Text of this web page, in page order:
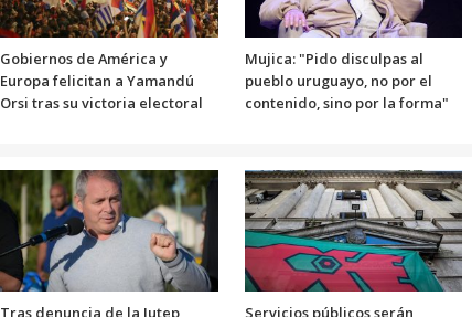
Gobiernos de América y
Europa felicitan a Yamandú
Orsi tras su victoria electoral
Mujica: "Pido disculpas al
pueblo uruguayo, no por el
contenido, sino por la forma"
Tras denuncia de la Jutep, Servicios públicos serán